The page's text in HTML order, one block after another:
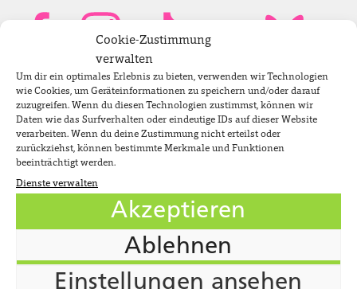
Cookie-Zustimmung
verwalten
Um dir ein optimales Erlebnis zu bieten, verwenden wir Technologien
wie Cookies, um Geräteinformationen zu speichern und/oder darauf
zuzugreifen. Wenn du diesen Technologien zustimmst, können wir
Daten wie das Surfverhalten oder eindeutige IDs auf dieser Website
verarbeiten. Wenn du deine Zustimmung nicht erteilst oder
zurückziehst, können bestimmte Merkmale und Funktionen
beeinträchtigt werden.
Dienste verwalten
Akzeptieren
Ablehnen
Einstellungen ansehen
Bundestagsabgeordnete
Newsletter
Impressum
Datenschutzerklärung
Cookie-Richtlinie (EU)